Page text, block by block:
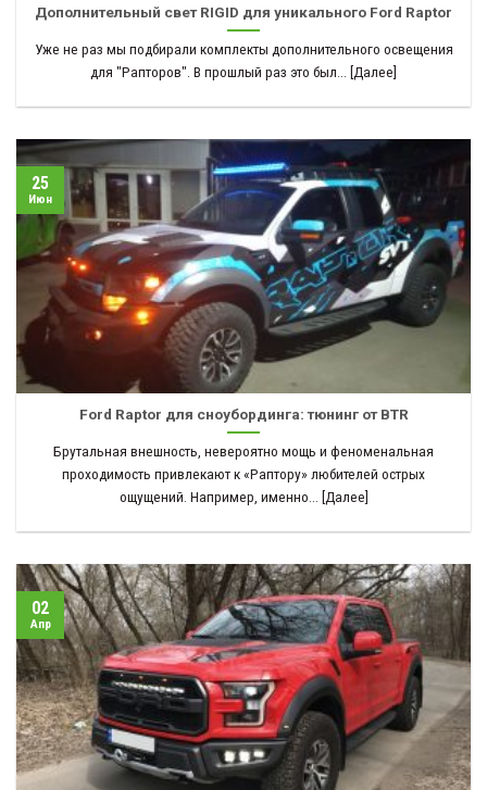
Дополнительный свет RIGID для уникального Ford Raptor
Уже не раз мы подбирали комплекты дополнительного освещения
для "Рапторов". В прошлый раз это был... [Далее]
Ford Raptor для сноубординга: тюнинг от BTR
Брутальная внешность, невероятно мощь и феноменальная
проходимость привлекают к «Раптору» любителей острых
ощущений. Например, именно... [Далее]
25
Июн
02
Апр